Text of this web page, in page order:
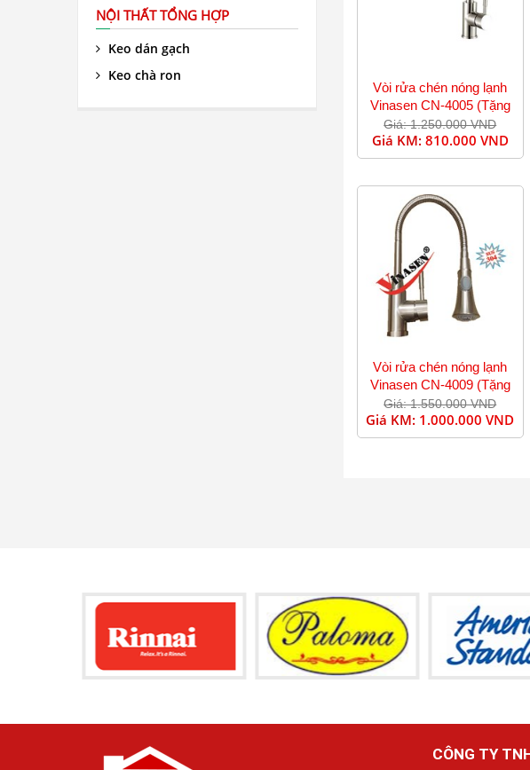
NỘI THẤT TỔNG HỢP
Keo dán gạch
Keo chà ron
Vòi rửa chén nóng lạnh
Vinasen CN-4005 (Tặng
dây cấp)
Giá: 1.250.000 VND
Giá KM: 810.000 VND
Vòi rửa chén nóng lạnh
Vinasen CN-4009 (Tặng
dây cấp)
Giá: 1.550.000 VND
Giá KM: 1.000.000 VND
CÔNG TY